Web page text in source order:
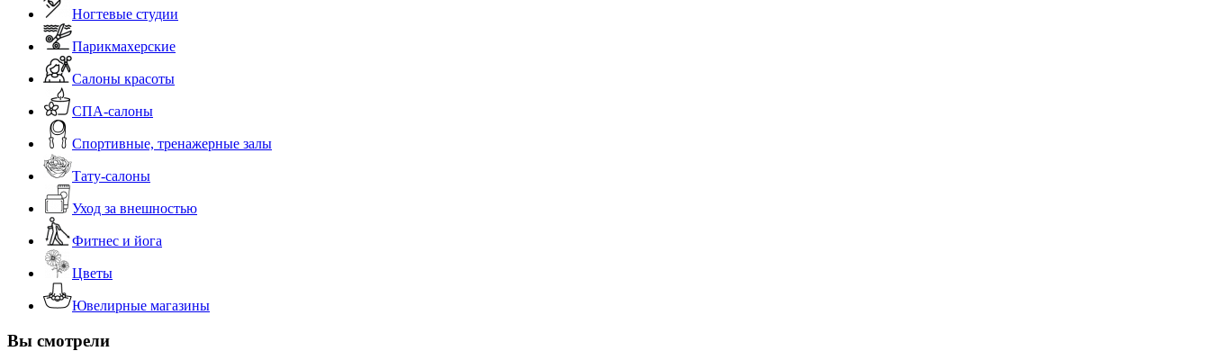
Ногтевые студии
Парикмахерские
Салоны красоты
СПА-салоны
Спортивные, тренажерные залы
Тату-салоны
Уход за внешностью
Фитнес и йога
Цветы
Ювелирные магазины
Вы смотрели